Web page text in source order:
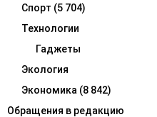
Спорт (5 704)
Технологии
Гаджеты
Экология
Экономика (8 842)
Обращения в редакцию